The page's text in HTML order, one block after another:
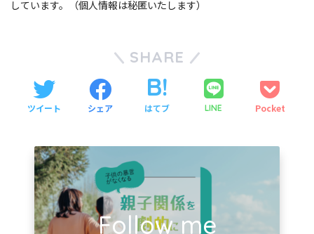
しています。（個人情報は秘匿いたします）
SHARE
ツイート シェア はてブ LINE Pocket
Follow me